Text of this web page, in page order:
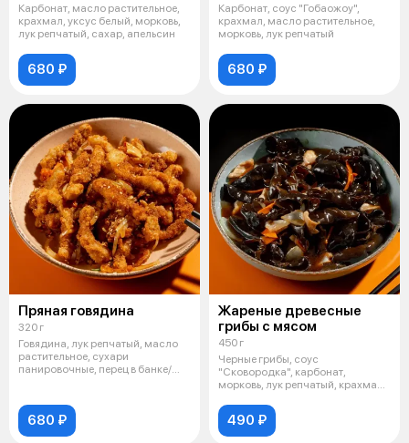
Карбонат, масло растительное,
крахмал, уксус белый, морковь,
лук репчатый, сахар, апельсин
680 ₽
Карбонат, соус "Гобаожоу",
крахмал, масло растительное,
морковь, лук репчатый
680 ₽
Пряная говядина
320 г
Говядина, лук репчатый, масло
растительное, сухари
панировочные, перец в банке/
680 ₽
Жареные древесные
грибы с мясом
450 г
Черные грибы, соус
"Сковородка", карбонат,
морковь, лук репчатый, крахмал,
490 ₽